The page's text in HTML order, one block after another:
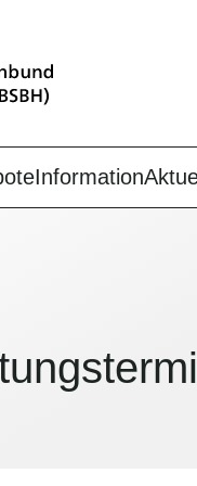
Information